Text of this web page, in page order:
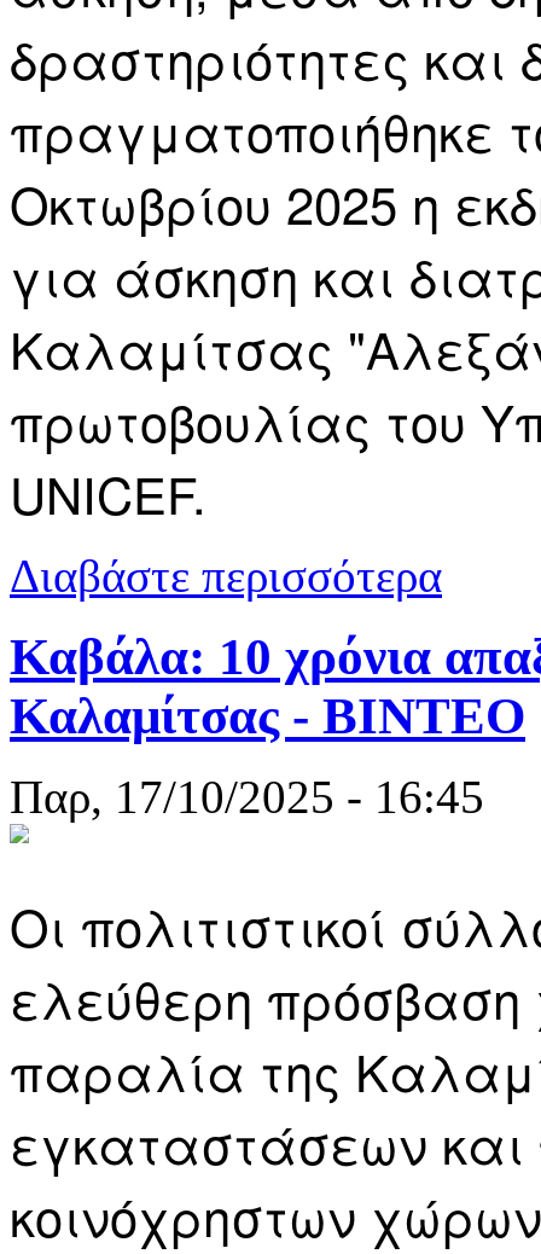
δραστηριότητες και
πραγματοποιήθηκε
Οκτωβρίου 2025 η
για άσκηση και
Καλαμίτσας
πρωτοβουλίας του
UNICEF.
Διαβάστε περισσότερα
Καβάλα: 10 χρόνια
Καλαμίτσας - ΒΙΝΤΕΟ
Παρ, 17/10/2025 - 16:45
Οι πολιτιστικοί
ελεύθερη πρόσβαση
παραλία της
εγκαταστάσεων
κοινόχρηστων